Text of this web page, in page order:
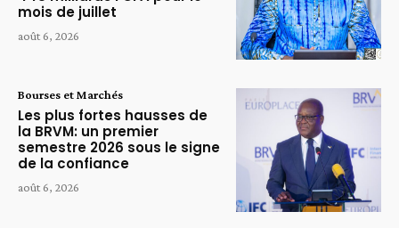
mois de juillet
août 6, 2026
Bourses et Marchés
Les plus fortes hausses de
la BRVM: un premier
semestre 2026 sous le signe
de la confiance
août 6, 2026